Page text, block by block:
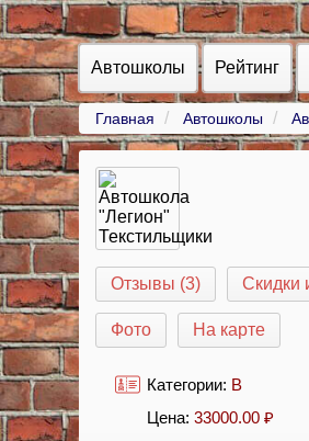
Автошколы Рейтинг
Главная Автошколы
Отзывы (3) Скидки
Фото На карте
Категории: B
Цена:33000.00 ₽